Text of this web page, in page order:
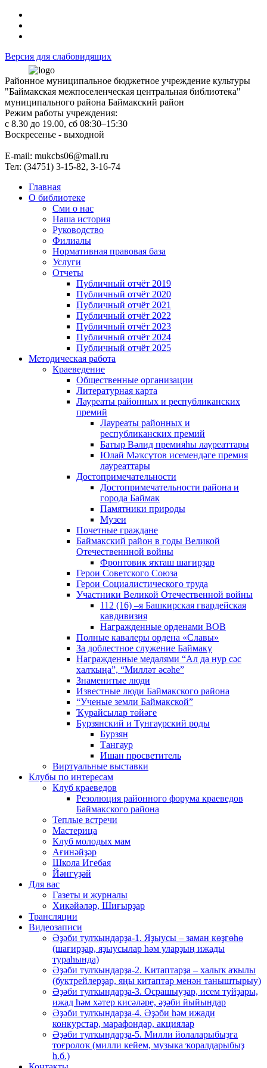
Версия для слабовидящих
Районное муниципальное бюджетное учреждение культуры
"Баймакская межпоселенческая центральная библиотека"
муниципального района Баймакский район
Режим работы учреждения:
с 8.30 до 19.00, сб 08:30–15:30
Воскресенье - выходной
Е-mail: mukcbs06@mail.ru
Тел: (34751) 3-15-82, 3-16-74
Главная
О библиотеке
Сми о нас
Наша история
Руководство
Филиалы
Нормативная правовая база
Услуги
Отчеты
Публичный отчёт 2019
Публичный отчёт 2020
Публичный отчёт 2021
Публичный отчёт 2022
Публичный отчёт 2023
Публичный отчёт 2024
Публичный отчёт 2025
Методическая работа
Краеведение
Общественные организации
Литературная карта
Лауреаты районных и республиканских
премий
Лауреаты районных и
республиканских премий
Батыр Вәлид премияһы лауреаттары
Юлай Мәҡсүтов исемендәге премия
лауреаттары
Достопримечательности
Достопримечательности района и
города Баймак
Памятники природы
Музеи
Почетные граждане
Баймакский район в годы Великой
Отечественнной войны
Фронтовик яҡташ шағирҙар
Герои Советского Союза
Герои Социалистического труда
Участники Великой Отечественной войны
112 (16) –я Башкирская гвардейская
кавдивизия
Награжденные орденами ВОВ
Полные кавалеры ордена «Славы»
За доблестное служение Баймаку
Награжденные медалями “Ал да нур сәс
халҡыңа”, “Милләт әсәһе”
Знаменитые люди
Известные люди Баймакского района
“Ученые земли Баймакской”
Ҡурайсылар төйәге
Бурзянский и Тунгаурский роды
Бурзян
Тангаур
Ишан просветитель
Виртуальные выставки
Клубы по интересам
Клуб краеведов
Резолюция районного форума краеведов
Баймакского района
Теплые встречи
Мастерица
Клуб молодых мам
Ағинәйҙәр
Школа Игебая
Йәнгүҙәй
Для вас
Газеты и журналы
Хикәйәләр, Шиғырҙар
Трансляции
Видеозаписи
Әҙәби тулҡындарҙа-1. Яҙыусы – заман көҙгөһө
(шағирҙар, яҙыусылар һәм уларҙың ижады
тураһында)
Әҙәби тулҡындарҙа-2. Китаптарҙа – халыҡ аҡылы
(буктрейлерҙар, яңы китаптар менән таныштырыу)
Әҙәби тулҡындарҙа-3. Осрашыуҙар, исем туйҙары,
ижад һәм хәтер кисәләре, әҙәби йыйындар
Әҙәби тулҡындарҙа-4. Әҙәби һәм ижади
конкурстар, марафондар, акциялар
Әҙәби тулҡындарҙа-5. Милли йолаларыбыҙға
тоғролоҡ (милли кейем, музыка ҡоралдарыбыҙ
һ.б.)